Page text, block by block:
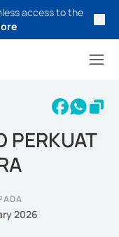
access to the
PERKUAT
2026